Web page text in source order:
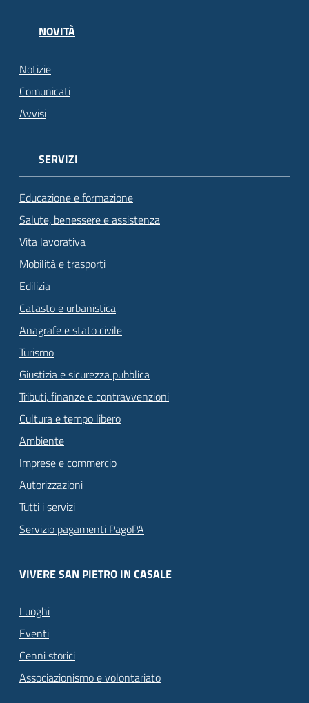
NOVITÀ
Notizie
Comunicati
Avvisi
SERVIZI
Educazione e formazione
Salute, benessere e assistenza
Vita lavorativa
Mobilità e trasporti
Edilizia
Catasto e urbanistica
Anagrafe e stato civile
Turismo
Giustizia e sicurezza pubblica
Tributi, finanze e contravvenzioni
Cultura e tempo libero
Ambiente
Imprese e commercio
Autorizzazioni
Tutti i servizi
Servizio pagamenti PagoPA
VIVERE SAN PIETRO IN CASALE
Luoghi
Eventi
Cenni storici
Associazionismo e volontariato